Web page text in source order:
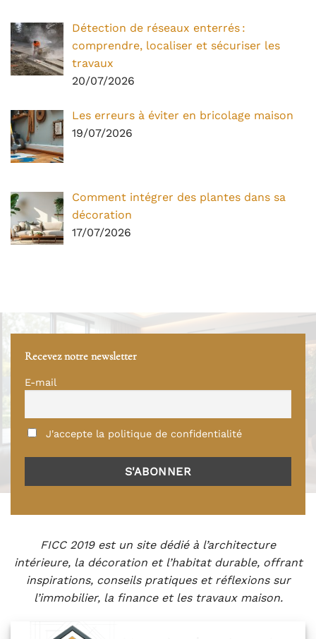
Détection de réseaux enterrés :
comprendre, localiser et sécuriser les
travaux
20/07/2026
Les erreurs à éviter en bricolage maison
19/07/2026
Comment intégrer des plantes dans sa
décoration
17/07/2026
Recevez notre newsletter
E-mail
J'accepte la politique de confidentialité
FICC 2019 est un site dédié à l’architecture
intérieure, la décoration et l’habitat durable, offrant
inspirations, conseils pratiques et réflexions sur
l’immobilier, la finance et les travaux maison.